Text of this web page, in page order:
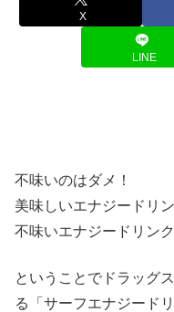
X
LINE
不味いのはダメ！
美味しいエナジードリ
不味いエナジードリン
ということでドラッグ
る「サーフエナジード